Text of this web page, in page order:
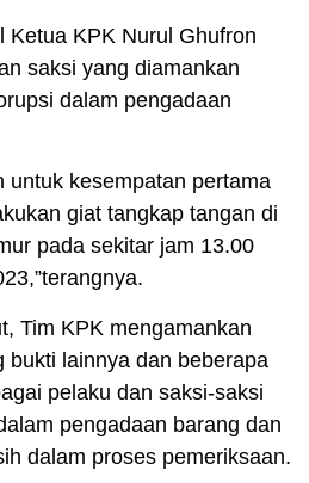
Ketua KPK Nurul Ghufron
saksi yang diamankan
dalam pengadaan
untuk kesempatan pertama
giat tangkap tangan di
pada sekitar jam 13.00
Tim KPK mengamankan
bukti lainnya dan beberapa
pelaku dan saksi-saksi
pengadaan barang dan
dalam proses pemeriksaan.